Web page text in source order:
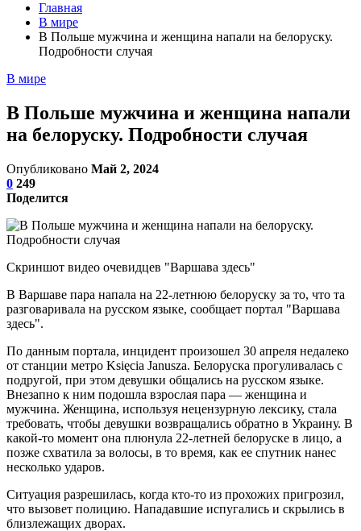
Главная
В мире
В Польше мужчина и женщина напали на белоруску.
Подробности случая
В мире
В Польше мужчина и женщина напали
на белоруску. Подробности случая
Опубликовано Май 2, 2024
0 249
Поделится
Скриншот видео очевидцев "Варшава здесь"
В Варшаве пара напала на 22-летнюю белоруску за то, что та
разговаривала на русском языке, сообщает портал "Варшава
здесь".
По данным портала, инцидент произошел 30 апреля недалеко
от станции метро Księcia Janusza. Белоруска прогуливалась с
подругой, при этом девушки общались на русском языке.
Внезапно к ним подошла взрослая пара — женщина и
мужчина. Женщина, используя нецензурную лексику, стала
требовать, чтобы девушки возвращались обратно в Украину. В
какой-то момент она плюнула 22-летней белоруске в лицо, а
позже схватила за волосы, в то время, как ее спутник нанес
несколько ударов.
Ситуация разрешилась, когда кто-то из прохожих пригрозил,
что вызовет полицию. Нападавшие испугались и скрылись в
близлежащих дворах.